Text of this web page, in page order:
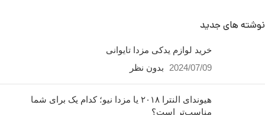
نوشته های جدید
خرید لوازم یدکی مزدا تایوانی
2024/07/09
هیوندای النترا ۲۰۱۸ یا مزدا نیو؛